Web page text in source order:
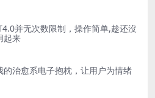
并无次数限制，操作简单,趁还沒
起来
的治愈系电子抱枕，让用户为情绪